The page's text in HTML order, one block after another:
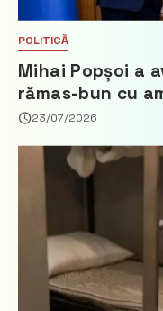
POLITICĂ
Mihai Popșoi a
rămas-bun cu
Țărilor de Jos,
23/07/2026